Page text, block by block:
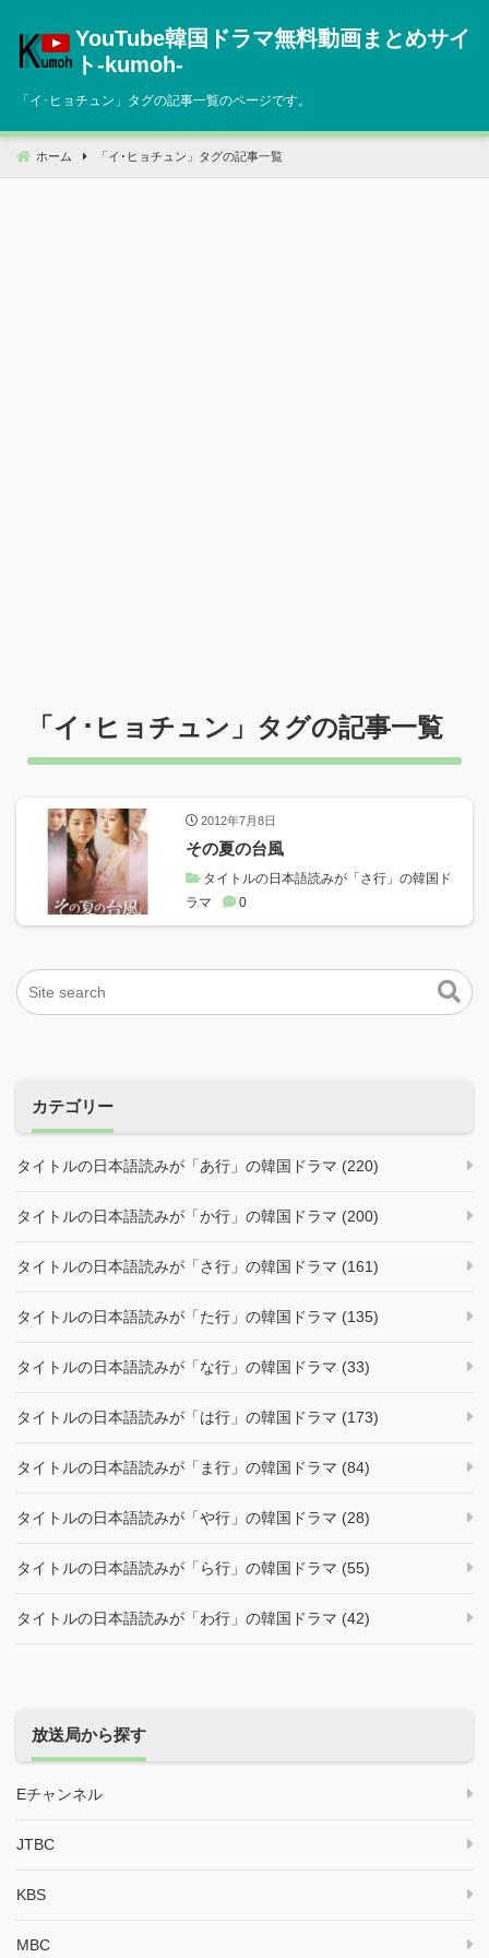
へ
動
YouTube韓国ドラマ無料動画まとめサイ
ト‐kumoh‐
「イ･ヒョチュン 」タグの記事一覧のページです。
ホーム 「 イ･ヒョチュン 」タグの記事一覧
「イ･ヒョチュン 」タグの記事一覧
2012年7月8日
その夏の台風
タイトルの日本語読みが「さ行」の韓国ド
ラマ
0
カテゴリー
タイトルの日本語読みが「あ行」の韓国ドラマ (220)
タイトルの日本語読みが「か行」の韓国ドラマ (200)
タイトルの日本語読みが「さ行」の韓国ドラマ (161)
タイトルの日本語読みが「た行」の韓国ドラマ (135)
タイトルの日本語読みが「な行」の韓国ドラマ (33)
タイトルの日本語読みが「は行」の韓国ドラマ (173)
タイトルの日本語読みが「ま行」の韓国ドラマ (84)
タイトルの日本語読みが「や行」の韓国ドラマ (28)
タイトルの日本語読みが「ら行」の韓国ドラマ (55)
タイトルの日本語読みが「わ行」の韓国ドラマ (42)
放送局から探す
Eチャンネル
JTBC
KBS
MBC